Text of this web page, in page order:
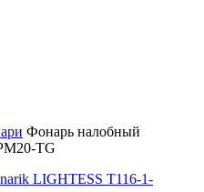
Фонарь налобный
TG